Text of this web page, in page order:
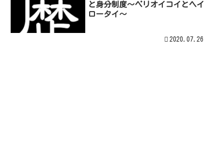
と身分制度～ペリオイコイとヘイ
ロータイ～
2020.07.26